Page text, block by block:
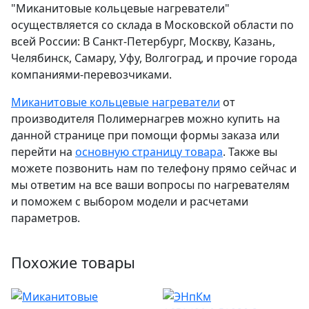
"Миканитовые кольцевые нагреватели"
осуществляется со склада в Московской области по
всей России: В Санкт-Петербург, Москву, Казань,
Челябинск, Самару, Уфу, Волгоград, и прочие города
компаниями-перевозчиками.
Миканитовые кольцевые нагреватели от
производителя Полимернагрев можно купить на
данной странице при помощи формы заказа или
перейти на основную страницу товара. Также вы
можете позвонить нам по телефону прямо сейчас и
мы ответим на все ваши вопросы по нагревателям
и поможем с выбором модели и расчетами
параметров.
Похожие товары